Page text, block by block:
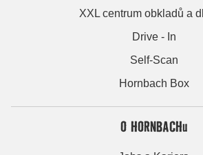
XXL centrum obkladů a
Drive - In
Self-Scan
Hornbach Box
O HORNBACHu